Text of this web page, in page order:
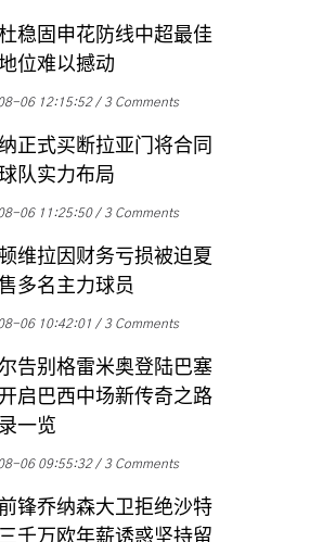
稳固申花防线中超最佳
位难以撼动
06 12:15:52 3 Comments
正式买断拉亚门将合同
队实力布局
06 11:25:50 3 Comments
维拉因财务亏损被迫夏
多名主力球员
06 10:42:01 3 Comments
告别格雷米奥登陆巴塞
启巴西中场新传奇之路
一览
06 09:55:32 3 Comments
锋乔纳森大卫拒绝沙特